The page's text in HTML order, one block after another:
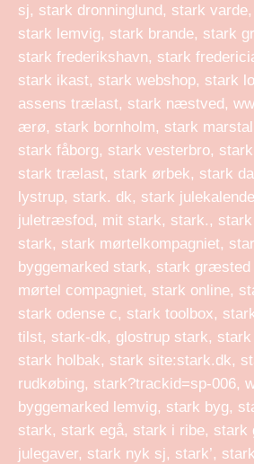
sj, stark dronninglund, stark
stark lemvig, stark brande, stark
stark frederikshavn, stark
stark ikast, stark webshop, stark
assens trælast, stark næstved,
ærø, stark bornholm, stark
stark fåborg, stark vesterbro,
stark trælast, stark ørbek, stark
lystrup, stark. dk, stark
juletræsfod, mit stark, stark.,
stark, stark mørtelkompagniet,
byggemarked stark, stark
mørtel compagniet, stark online,
stark odense c, stark toolbox,
tilst, stark-dk, glostrup stark,
stark holbak, stark site:stark.dk,
rudkøbing, stark?trackid=sp-006,
byggemarked lemvig, stark byg,
stark, stark egå, stark i ribe, stark
julegaver, stark nyk sj, stark’,